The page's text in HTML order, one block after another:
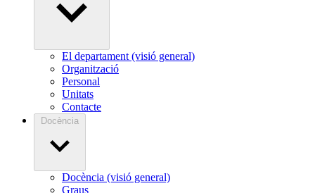
El departament (visió general)
Organització
Personal
Unitats
Contacte
Docència
Docència (visió general)
Graus